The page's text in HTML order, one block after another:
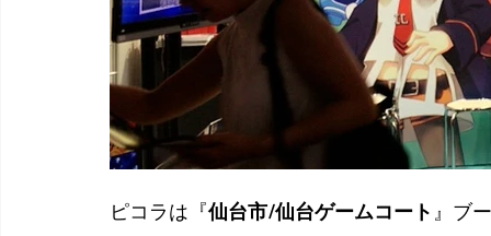
ピコラは『 仙台市/仙台ゲームコート 』ブ